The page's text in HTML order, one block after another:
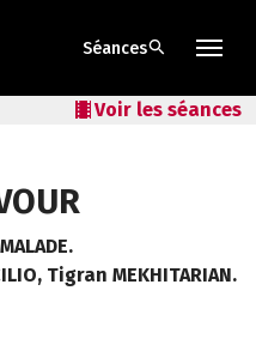
Séancessearch
local_movies Voir les séances
Tigran MEKHITARIAN.